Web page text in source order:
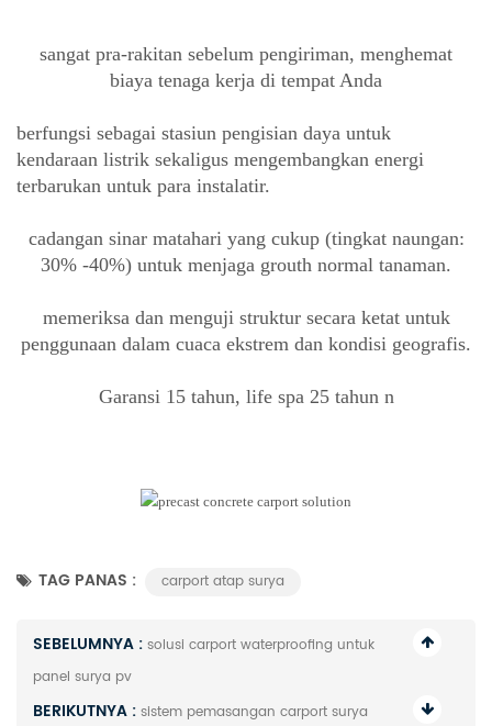
sangat pra-rakitan sebelum pengiriman, menghemat
biaya tenaga kerja di tempat Anda
berfungsi sebagai stasiun pengisian daya untuk
kendaraan listrik sekaligus mengembangkan energi
terbarukan untuk para instalatir.
cadangan sinar matahari yang cukup (tingkat naungan:
30% -40%) untuk menjaga grouth normal tanaman.
memeriksa dan menguji struktur secara ketat untuk
penggunaan dalam cuaca ekstrem dan kondisi geografis.
Garansi 15 tahun, life spa 25 tahunn
TAG PANAS : carport atap surya
SEBELUMNYA : solusi carport waterproofing untuk
panel surya pv
BERIKUTNYA : sistem pemasangan carport surya